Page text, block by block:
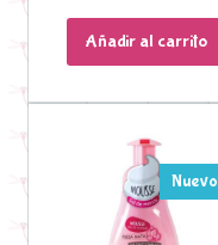
Añadir al carrito
Nuevo